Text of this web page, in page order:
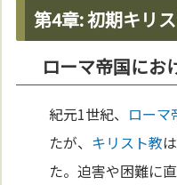
第4章: 初期キリ
ローマ帝国にお
紀元1世紀、 ローマ
たが、 キリスト教
た。迫害や困難に